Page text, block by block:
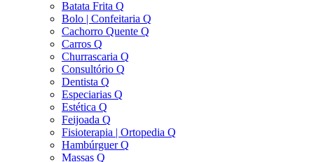
Batata Frita Q
Bolo | Confeitaria Q
Cachorro Quente Q
Carros Q
Churrascaria Q
Consultório Q
Dentista Q
Especiarias Q
Estética Q
Feijoada Q
Fisioterapia | Ortopedia Q
Hambúrguer Q
Massas Q